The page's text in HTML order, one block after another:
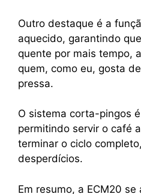
Outro destaque é a
aquecido, garantindo
quente por mais tempo,
quem, como eu, gosta
pressa.
O sistema corta-pingos
permitindo servir o café
terminar o ciclo
desperdícios.
Em resumo, a ECM20